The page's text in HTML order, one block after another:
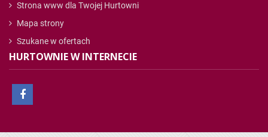
Strona www dla Twojej Hurtowni
Mapa strony
Szukane w ofertach
HURTOWNIE W INTERNECIE